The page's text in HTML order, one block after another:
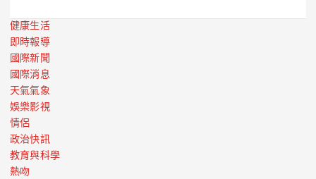
健康生活
即時報導
國際新聞
國際消息
天氣氣象
娛樂影視
情侶
政治快訊
教育與科學
熱吻